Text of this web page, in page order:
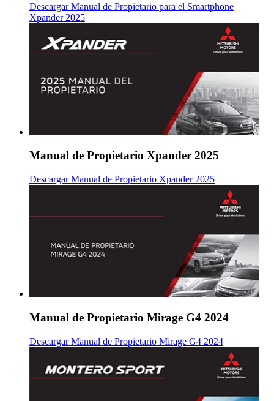
Descargar Manual de Propietario para el Smartphone
Xpander 2025
Manual de Propietario Xpander 2025
Descargar Manual de Propietario Xpander 2025
Manual de Propietario Mirage G4 2024
Descargar Manual de Propietario Mirage G4 2024